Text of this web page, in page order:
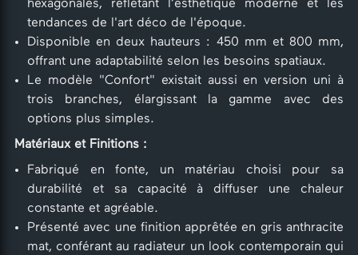
hexagonales, reflétant l’esthétique moderne et les
tendances de l'art déco de l'époque.
Disponible en deux hauteurs : 450 mm et 800 mm,
offrant une adaptabilité selon les besoins spatiaux.
Le modèle "Confort" existait aussi en version uni à
trois branches, élargissant la gamme avec des
options plus simples.
Matériaux et Finitions :
Fabriqué en fonte, un matériau choisi pour sa
durabilité et sa capacité à diffuser une chaleur
constante et agréable.
Présenté avec une finition apprêtée en gris anthracite
mat, conférant au radiateur un look contemporain qui